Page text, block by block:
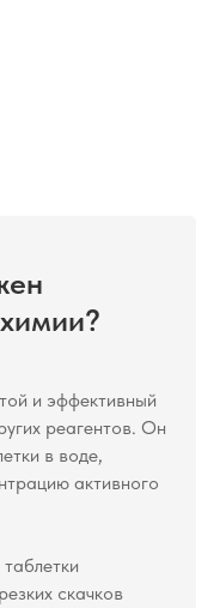
и эффективный
реагентов. Он
в воде,
активного
скачков